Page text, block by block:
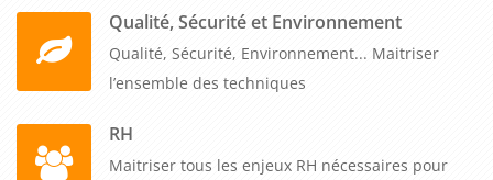
Qualité, Sécurité et Environnement
Qualité, Sécurité, Environnement... Maitriser
l’ensemble des techniques
RH
Maitriser tous les enjeux RH nécessaires pour